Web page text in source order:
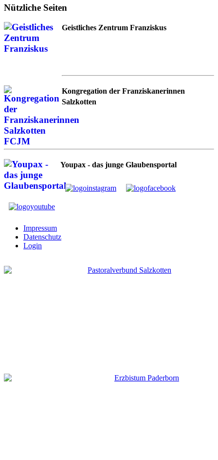
Nützliche Seiten
Geistliches Zentrum Franziskus
Kongregation der Franziskanerinnen
Salzkotten
Youpax - das junge Glaubensportal
Impressum
Datenschutz
Login